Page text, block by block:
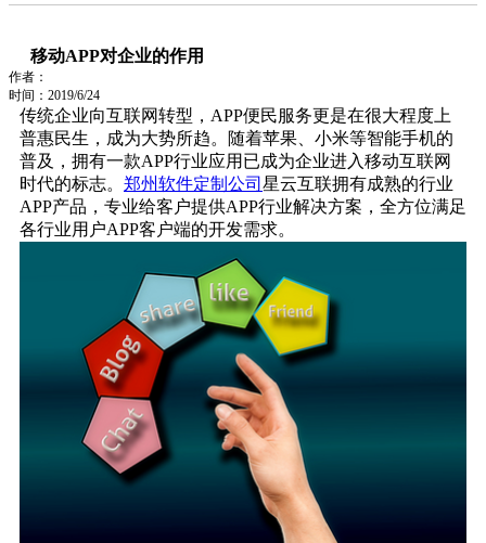
移动APP对企业的作用
作者：
时间：2019/6/24
传统企业向互联网转型，APP便民服务更是在很大程度上
普惠民生，成为大势所趋。随着苹果、小米等智能手机的
普及，拥有一款APP行业应用已成为企业进入移动互联网
时代的标志。 郑州软件定制公司 星云互联拥有成熟的行业
APP产品，专业给客户提供APP行业解决方案，全方位满足
各行业用户APP客户端的开发需求。